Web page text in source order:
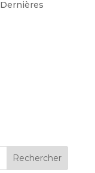
Dernières